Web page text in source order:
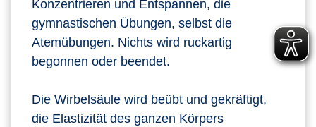
Konzentrieren und Entspannen, die
gymnastischen Übungen, selbst die
Atemübungen. Nichts wird ruckartig
begonnen oder beendet.
Die Wirbelsäule wird beübt und gekräftigt,
die Elastizität des ganzen Körpers